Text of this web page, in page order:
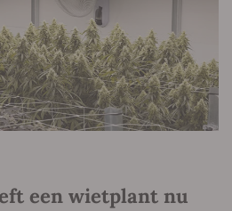
een wietplant nu